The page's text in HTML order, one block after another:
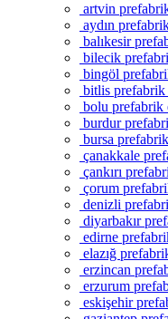
artvin
aydın
balıkesir
bilecik
bingöl
bitlis prefabrik
bolu prefabrik
burdur
bursa
çanakkale
çankırı
çorum
denizli
diyarbakır
edirne
elazığ
erzincan
erzurum
eskişehir